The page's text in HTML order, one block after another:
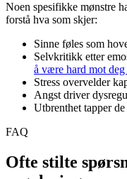
Noen spesifikke mønstre
forstå hva som skjer:
Sinne føles som
Selvkritikk etter
å være hard mot deg
Stress overvelder
Angst driver
Utbrenthet tapper
FAQ
Ofte stilte